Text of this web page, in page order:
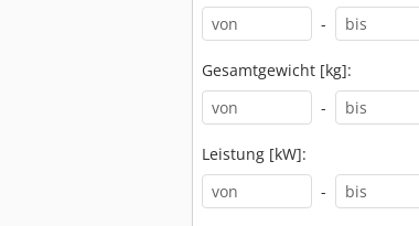
-
Gesamtgewicht [kg]:
-
Leistung [kW]:
-